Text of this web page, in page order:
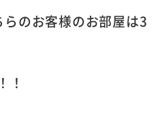
のお客様のお部屋は3
！